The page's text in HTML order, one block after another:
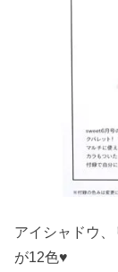
アイシャドウ
が12色♥